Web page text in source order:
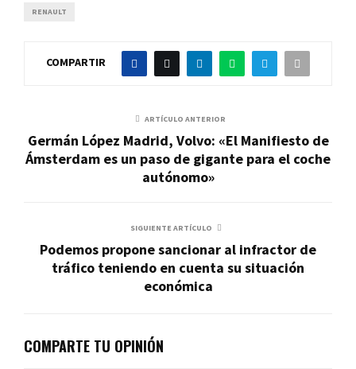
RENAULT
COMPARTIR
ARTÍCULO ANTERIOR
Germán López Madrid, Volvo: «El Manifiesto de
Ámsterdam es un paso de gigante para el coche
autónomo»
SIGUIENTE ARTÍCULO
Podemos propone sancionar al infractor de
tráfico teniendo en cuenta su situación
económica
COMPARTE TU OPINIÓN